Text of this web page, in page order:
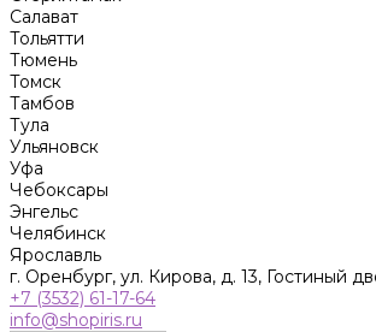
Салават
Тольятти
Тюмень
Томск
Тамбов
Тула
Ульяновск
Уфа
Чебоксары
Энгельс
Челябинск
Ярославль
г. Оренбург, ул. Кирова, д. 13, Гостиный
+7 (3532) 61-17-64
info@shopiris.ru